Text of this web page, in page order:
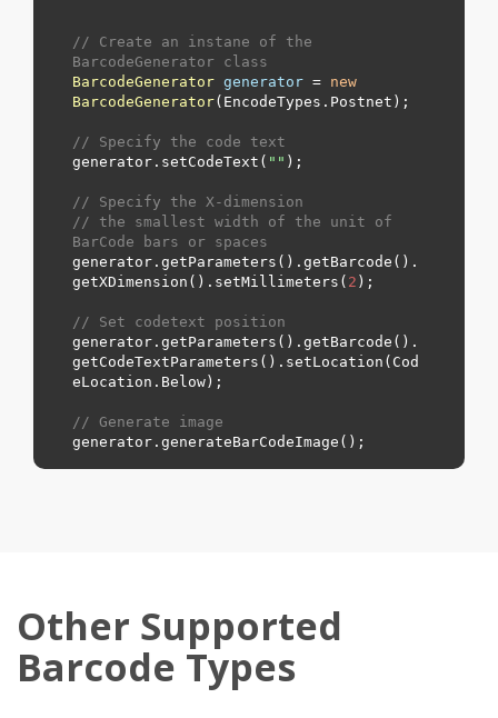
// Create an instane of the
BarcodeGenerator class
BarcodeGenerator generator = new
BarcodeGenerator(EncodeTypes. Postnet );
// Specify the code text
generator.setCodeText( " " );
// Specify the X-dimension
// the smallest width of the unit of
BarCode bars or spaces
generator.getParameters().getBarcode().
getXDimension().setMillimeters( 2 );
// Set codetext position
generator.getParameters().getBarcode().
getCodeTextParameters().setLocation(Cod
eLocation. Below );
// Generate image
Other Supported
Barcode Types